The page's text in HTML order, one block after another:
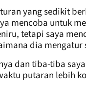
yang sedikit
mencoba untuk
tetapi saya
dia mengatur
dan tiba-tiba
putaran lebih